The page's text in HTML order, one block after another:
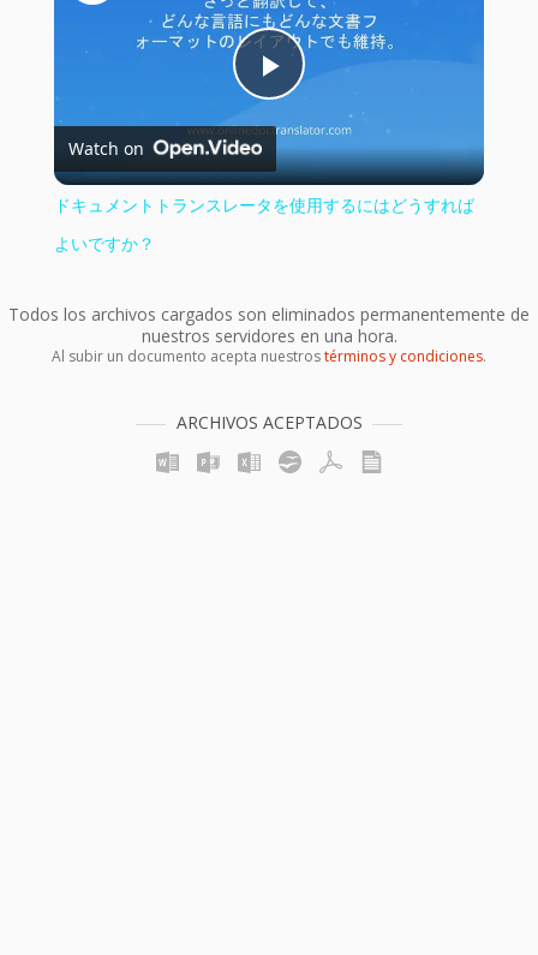
Play
Video
Watch on
ドキュメントトランスレータを使用するにはどうすれば
よいですか？
Todos los archivos cargados son eliminados permanentemente de
nuestros servidores en una hora.
Al subir un documento acepta nuestrostérminos y condiciones.
ARCHIVOS ACEPTADOS